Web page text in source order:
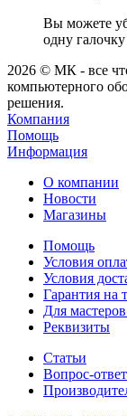
Вы можете
одну
2026 © МК - все
компьютерного
решения.
Компания
Помощь
Информация
О компании
Новости
Магазины
Помощь
Условия
Условия
Гарантия на
Для
Реквизиты
Статьи
Вопрос-ответ